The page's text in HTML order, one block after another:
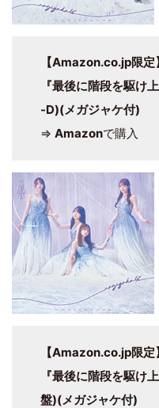
【Amazon.co.jp限
『最後に階段を駆け
-D)(メガジャケ付)
⇒ Amazonで購入
【Amazon.co.jp限
『最後に階段を駆け
盤)(メガジャケ付)